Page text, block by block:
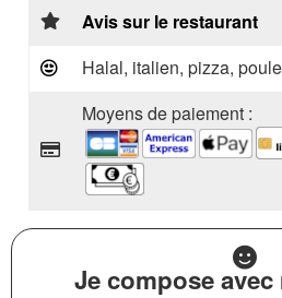
Avis sur le restaurant
Halal, italien, pizza,
Moyens de paiement :
Je compose avec